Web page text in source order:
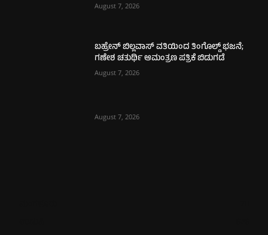
August 7, 2026
ಬಹ್ರೇನ್ ಬಿಲ್ಲವಾಸ್ ವತಿಯಿಂದ ತಿಂಗೊಲ್ಡ್ ಭಜನೆ;
ಗಣೇಶ ಚತುರ್ಥಿ ಆಮಂತ್ರಣ ಪತ್ರಿಕೆ ಬಿಡುಗಡೆ
August 7, 2026
August 7, 2026